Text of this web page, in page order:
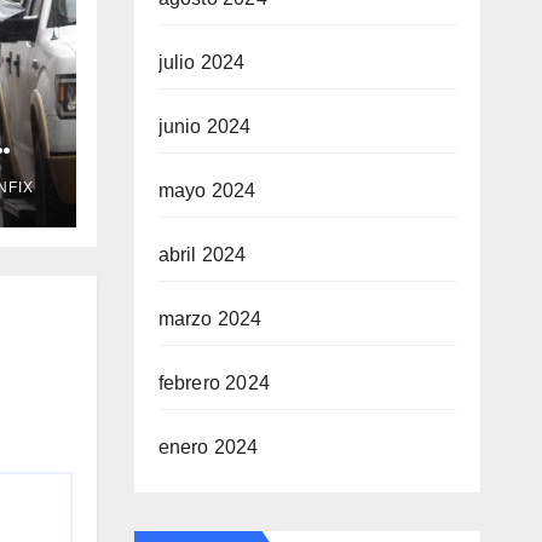
7
julio 2024
junio 2024
mayo 2024
abril 2024
marzo 2024
febrero 2024
enero 2024